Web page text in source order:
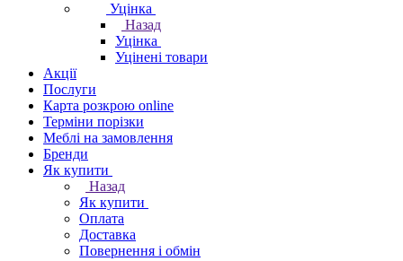
Уцінка
Назад
Уцінка
Уцінені товари
Акції
Послуги
Карта розкрою online
Терміни порізки
Меблі на замовлення
Бренди
Як купити
Назад
Як купити
Оплата
Доставка
Повернення і обмін